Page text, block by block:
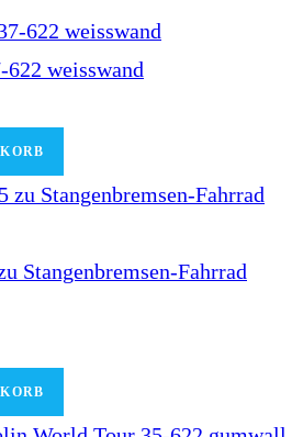
weisswand
Stangenbremsen-Fahrrad